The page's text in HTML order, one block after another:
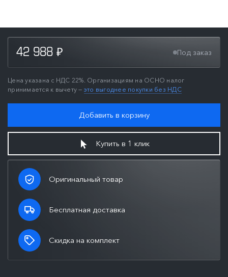
42 988 ₽ Под заказ
Цена указана с НДС 22%. Организациям на ОСНО налог
принимается к вычету — это выгоднее покупки без НДС
Добавить в корзину
Купить в 1 клик
Оригинальный товар
Бесплатная доставка
Скидка на комплект